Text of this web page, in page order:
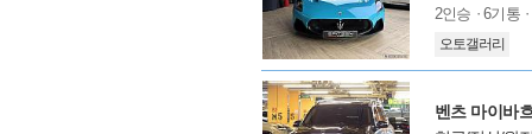
모
옵
2인승 6기통
오토갤러리
벤츠 마이바